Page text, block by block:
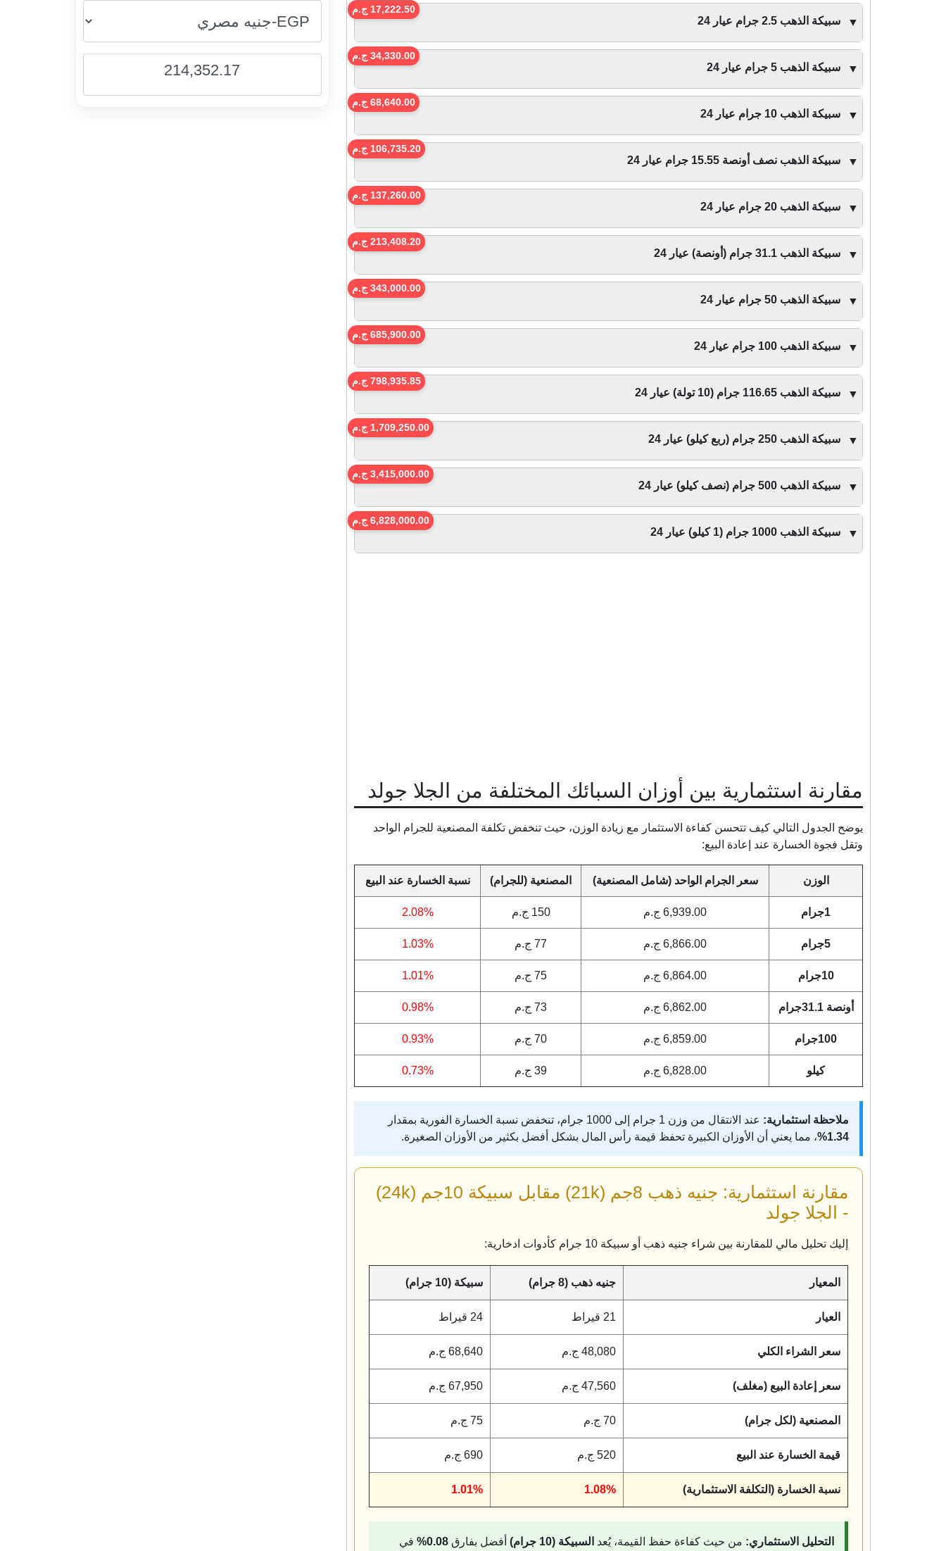
▼ سبيكة الذهب 2.5 جرام عيار 24
17,222.50 ج.م
▼ سبيكة الذهب 5 جرام عيار 24
34,330.00 ج.م
▼ سبيكة الذهب 10 جرام عيار 24
68,640.00 ج.م
▼ سبيكة الذهب نصف أونصة 15.55 جرام عيار 24
106,735.20 ج.م
▼ سبيكة الذهب 20 جرام عيار 24
137,260.00 ج.م
▼ سبيكة الذهب 31.1 جرام (أونصة) عيار 24
213,408.20 ج.م
▼ سبيكة الذهب 50 جرام عيار 24
343,000.00 ج.م
▼ سبيكة الذهب 100 جرام عيار 24
685,900.00 ج.م
▼ سبيكة الذهب 116.65 جرام (10 تولة) عيار 24
798,935.85 ج.م
▼ سبيكة الذهب 250 جرام (ربع كيلو) عيار 24
1,709,250.00 ج.م
▼ سبيكة الذهب 500 جرام (نصف كيلو) عيار 24
3,415,000.00 ج.م
▼ سبيكة الذهب 1000 جرام (1 كيلو) عيار 24
6,828,000.00 ج.م
مقارنة استثمارية بين أوزان السبائك المختلفة من الجلا جولد
يوضح الجدول التالي كيف تتحسن كفاءة الاستثمار مع زيادة الوزن، حيث تنخفض تكلفة المصنعية للجرام الواحد
وتقل فجوة الخسارة عند إعادة البيع:
الوزن سعر الجرام الواحد (شامل المصنعية) المصنعية (للجرام) نسبة الخسارة عند البيع
1جرام 6,939.00 ج.م 150 ج.م 2.08%
5جرام 6,866.00 ج.م 77 ج.م 1.03%
10جرام 6,864.00 ج.م 75 ج.م 1.01%
أونصة 31.1جرام 6,862.00 ج.م 73 ج.م 0.98%
100جرام 6,859.00 ج.م 70 ج.م 0.93%
كيلو 6,828.00 ج.م 39 ج.م 0.73%
ملاحظة استثمارية: عند الانتقال من وزن 1 جرام إلى 1000 جرام، تنخفض نسبة الخسارة الفورية بمقدار
1.34%
، مما يعني أن الأوزان الكبيرة تحفظ قيمة رأس المال بشكل أفضل بكثير من الأوزان الصغيرة.
مقارنة استثمارية: جنيه ذهب 8جم (21k) مقابل سبيكة 10جم (24k)
- الجلا جولد
إليك تحليل مالي للمقارنة بين شراء جنيه ذهب أو سبيكة 10 جرام كأدوات ادخارية:
المعيار جنيه ذهب (8 جرام) سبيكة (10 جرام)
العيار 21 قيراط 24 قيراط
سعر الشراء الكلي 48,080 ج.م 68,640 ج.م
سعر إعادة البيع (مغلف) 47,560 ج.م 67,950 ج.م
المصنعية (لكل جرام) 70 ج.م 75 ج.م
قيمة الخسارة عند البيع 520 ج.م 690 ج.م
نسبة الخسارة (التكلفة الاستثمارية) 1.08%
1.01%
التحليل الاستثماري: من حيث كفاءة حفظ القيمة، يُعد السبيكة (10 جرام) أفضل بفارق 0.08% في
214,352.17